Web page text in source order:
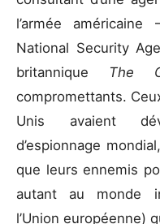
l’armée
National Security
britannique The
compromettants.
Unis avaient
d’espionnage
que leurs ennemis
autant au monde
l’Union européenne)